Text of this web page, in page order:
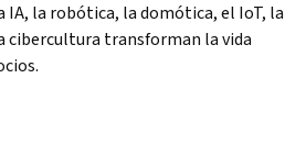
IA, la robótica, la domótica, el IoT, la
cibercultura transforman la vida